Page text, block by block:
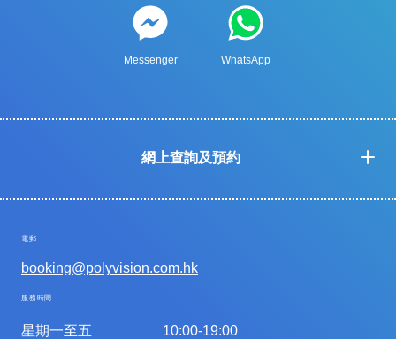
Messenger WhatsApp
網上查詢及預約
電郵
booking@polyvision.com.hk
服務時間
星期一至五
10:00-19:00